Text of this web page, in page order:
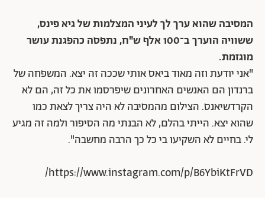
המסיבה שהוא ערך לך לעיני המצלמות של גיא פינס,
ששוויה הוערך ב־100 אלף ש"ח, נתפסה כהפגנת עושר
מוגזמת.
"אני יודעת וזה מאוד ביאס אותי שככה זה יצא. המשפחה של
ברנדון הם האנשים האחרונים שיפרסמו את כל זה, הם לא
הקרדשיאנס. הצילום מהמסיבה לא היה צריך לצאת כמו
שהוא יצא. הייתי בהלם, לא הבנתי מה הסיפור ולמה זה מגיע
לי. בחיים לא השקיעו בי כל כך הרבה מחשבה".
https://www.instagram.com/p/B6YbiKtFrVD/